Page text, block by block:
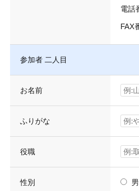
電話
FAX
参加者 二人目
お名前
ふりがな
役職
性別